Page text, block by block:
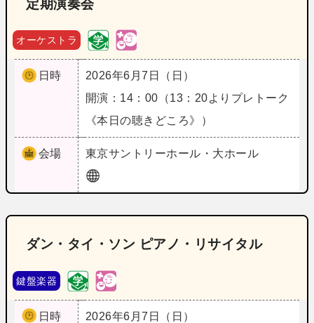
定期演奏会
オーケストラ
日時
2026年6月7日（日）
開演：14：00（13：20よりプレトーク
《本日の聴きどころ》）
会場 東京サントリーホール・大ホール
ダン・タイ・ソン ピアノ・リサイタル
鍵盤楽器
日時
2026年6月7日（日）